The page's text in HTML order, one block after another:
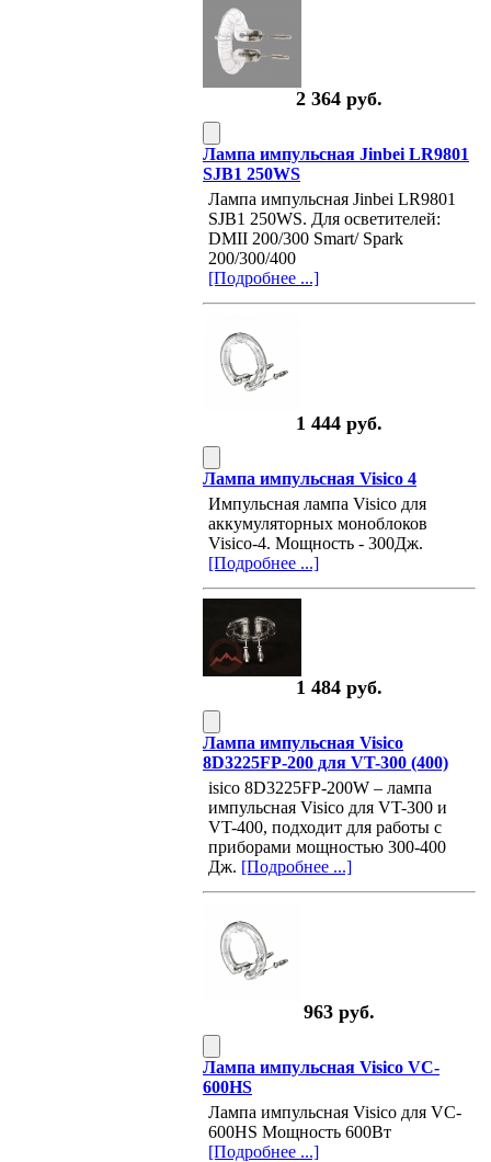
2 364 руб.
Лампа импульсная Jinbei LR9801
SJB1 250WS
Лампа импульсная Jinbei LR9801
SJB1 250WS. Для осветителей:
DMII 200/300 Smart/ Spark
200/300/400
[Подробнее ...]
1 444 руб.
Лампа импульсная Visico 4
Импульсная лампа Visico для
аккумуляторных моноблоков
Visico-4. Мощность - 300Дж.
[Подробнее ...]
1 484 руб.
Лампа импульсная Visico
8D3225FP-200 для VT-300 (400)
isico 8D3225FP-200W – лампа
импульсная Visico для VT-300 и
VT-400, подходит для работы с
приборами мощностью 300-400
Дж. [Подробнее ...]
963 руб.
Лампа импульсная Visico VC-
600HS
Лампа импульсная Visico для VC-
600HS Мощность 600Вт
[Подробнее ...]